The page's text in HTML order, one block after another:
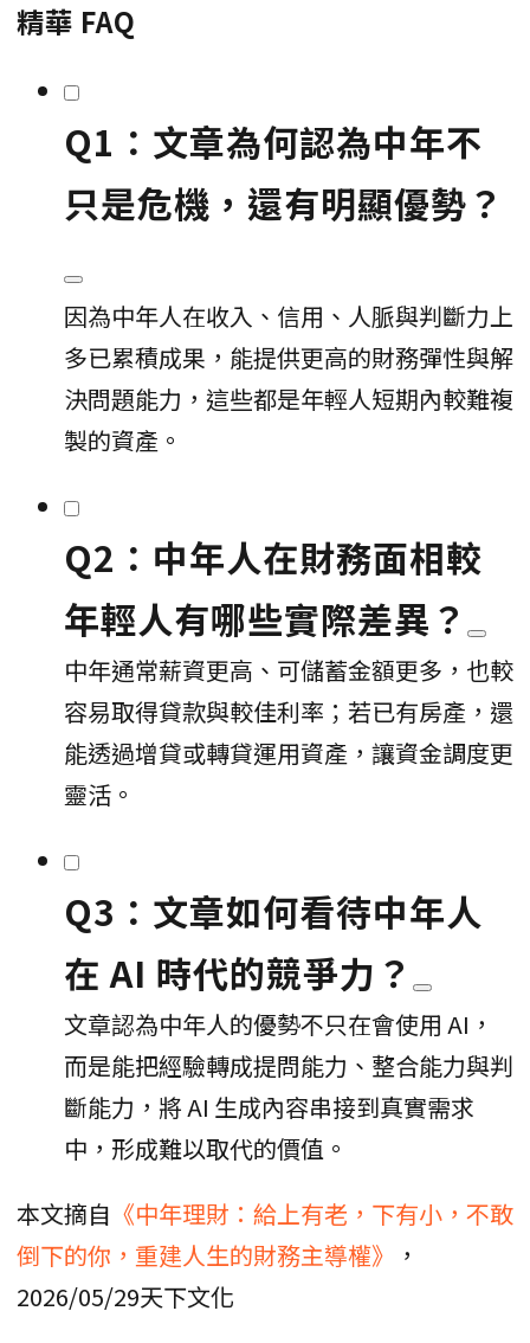
精華 FAQ
Q1：文章為何認為中年不
只是危機，還有明顯優勢？
因為中年人在收入、信用、人脈與判斷力上
多已累積成果，能提供更高的財務彈性與解
決問題能力，這些都是年輕人短期內較難複
製的資產。
Q2：中年人在財務面相較
年輕人有哪些實際差異？
中年通常薪資更高、可儲蓄金額更多，也較
容易取得貸款與較佳利率；若已有房產，還
能透過增貸或轉貸運用資產，讓資金調度更
靈活。
Q3：文章如何看待中年人
在 AI 時代的競爭力？
文章認為中年人的優勢不只在會使用 AI，
而是能把經驗轉成提問能力、整合能力與判
斷能力，將 AI 生成內容串接到真實需求
中，形成難以取代的價值。
本文摘自 《中年理財：給上有老，下有小，不敢
倒下的你，重建人生的財務主導權》
，
2026/05/29天下文化